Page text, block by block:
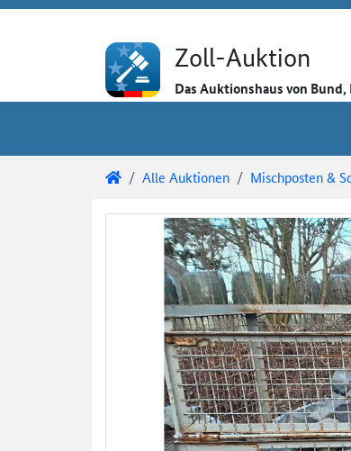
Zoll-Auktion
Das Auktionshaus von
Zoll-Auktion
Alle Auktionen Mischposten &
Auktionsdetails
Auktionsüberblick